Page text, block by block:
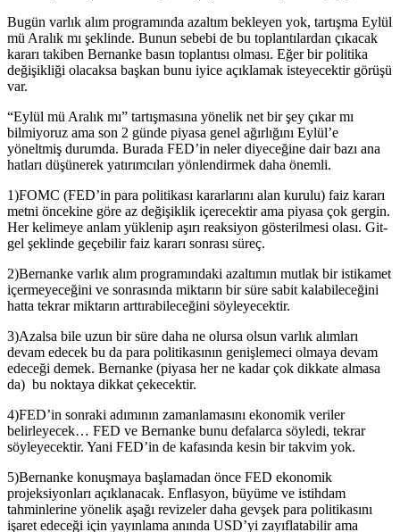
Bugün varlık alım programında azaltım bekleyen yok, tartışma Eylül
mü Aralık mı şeklinde. Bunun sebebi de bu toplantılardan çıkacak
kararı takiben Bernanke basın toplantısı olması. Eğer bir politika
değişikliği olacaksa başkan bunu iyice açıklamak isteyecektir görüşü
var.
“Eylül mü Aralık mı” tartışmasına yönelik net bir şey çıkar mı
bilmiyoruz ama son 2 günde piyasa genel ağırlığını Eylül’e
yöneltmiş durumda. Burada FED’in neler diyeceğine dair bazı ana
hatları düşünerek yatırımcıları yönlendirmek daha önemli.
1)FOMC (FED’in para politikası kararlarını alan kurulu) faiz kararı
metni öncekine göre az değişiklik içerecektir ama piyasa çok gergin.
Her kelimeye anlam yüklenip aşırı reaksiyon gösterilmesi olası. Git-
gel şeklinde geçebilir faiz kararı sonrası süreç.
2)Bernanke varlık alım programındaki azaltımın mutlak bir istikamet
içermeyeceğini ve sonrasında miktarın bir süre sabit kalabileceğini
hatta tekrar miktarın arttırabileceğini söyleyecektir.
3)Azalsa bile uzun bir süre daha ne olursa olsun varlık alımları
devam edecek bu da para politikasının genişlemeci olmaya devam
edeceği demek. Bernanke (piyasa her ne kadar çok dikkate almasa
da) bu noktaya dikkat çekecektir.
4)FED’in sonraki adımının zamanlamasını ekonomik veriler
belirleyecek… FED ve Bernanke bunu defalarca söyledi, tekrar
söyleyecektir. Yani FED’in de kafasında kesin bir takvim yok.
5)Bernanke konuşmaya başlamadan önce FED ekonomik
projeksiyonları açıklanacak. Enflasyon, büyüme ve istihdam
tahminlerine yönelik aşağı revizeler daha gevşek para politikasını
işaret edeceği için yayınlama anında USD’yi zayıflatabilir ama